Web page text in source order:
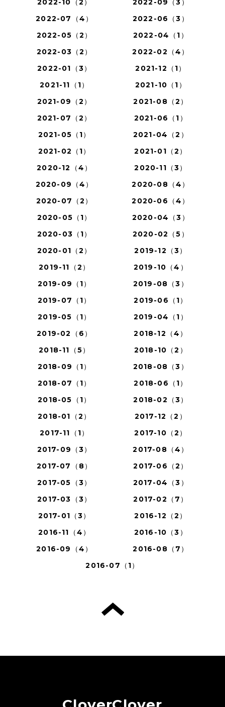
2022-10（2）
2022-09（3）
2022-07（4）
2022-06（3）
2022-05（2）
2022-04（1）
2022-03（2）
2022-02（4）
2022-01（3）
2021-12（1）
2021-11（1）
2021-10（1）
2021-09（2）
2021-08（2）
2021-07（2）
2021-06（1）
2021-05（1）
2021-04（2）
2021-02（1）
2021-01（2）
2020-12（4）
2020-11（3）
2020-09（4）
2020-08（4）
2020-07（2）
2020-06（4）
2020-05（1）
2020-04（3）
2020-03（1）
2020-02（5）
2020-01（2）
2019-12（3）
2019-11（2）
2019-10（4）
2019-09（1）
2019-08（3）
2019-07（1）
2019-06（1）
2019-05（1）
2019-04（1）
2019-02（6）
2018-12（4）
2018-11（5）
2018-10（2）
2018-09（1）
2018-08（3）
2018-07（1）
2018-06（1）
2018-05（1）
2018-02（3）
2018-01（2）
2017-12（2）
2017-11（1）
2017-10（2）
2017-09（3）
2017-08（4）
2017-07（8）
2017-06（2）
2017-05（3）
2017-04（3）
2017-03（3）
2017-02（7）
2017-01（3）
2016-12（2）
2016-11（4）
2016-10（3）
2016-09（4）
2016-08（7）
2016-07（1）